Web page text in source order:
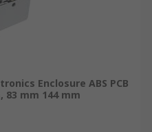
a more finished
Enclosure ABS PCB
83 mm 144 mm